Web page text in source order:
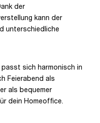
der
kann der
unterschiedliche
passt sich harmonisch in
Feierabend als
als bequemer
dein Homeoffice.